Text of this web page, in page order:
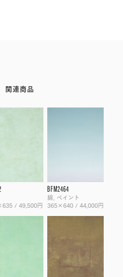
関連商品
/ 49,500円
BFM2464
綿, ペイント
365×640 / 44,000円